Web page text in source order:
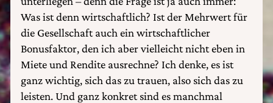
Was ist denn wirtschaftlich? Ist der Mehrwert für
die Gesellschaft auch ein wirtschaftlicher
Bonusfaktor, den ich aber vielleicht nicht eben in
Miete und Rendite ausrechne? Ich denke, es ist
ganz wichtig, sich das zu trauen, also sich das zu
leisten. Und ganz konkret sind es manchmal